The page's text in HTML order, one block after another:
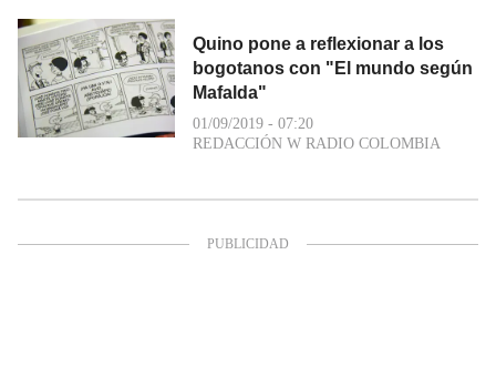
Quino pone a reflexionar a los
bogotanos con "El mundo según
Mafalda"
01/09/2019 - 07:20
REDACCIÓN W RADIO COLOMBIA